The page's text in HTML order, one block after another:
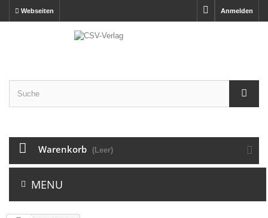
Anmelden
Webseiten
Warenkorb (Leer)
MENU